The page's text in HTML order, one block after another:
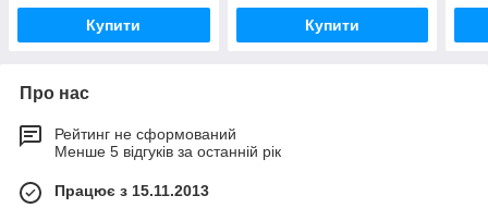
Купити Купити
Про нас
Рейтинг не сформований
Менше 5 відгуків за останній рік
Працює з 15.11.2013